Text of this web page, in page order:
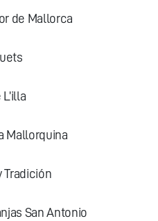
de Mallorca
Mallorquina
Tradición
San Antonio